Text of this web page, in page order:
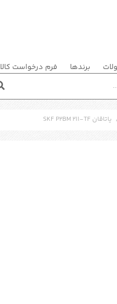
برندها فرم درخواست کالا
یاتاقان SKF P2BM 211-TF